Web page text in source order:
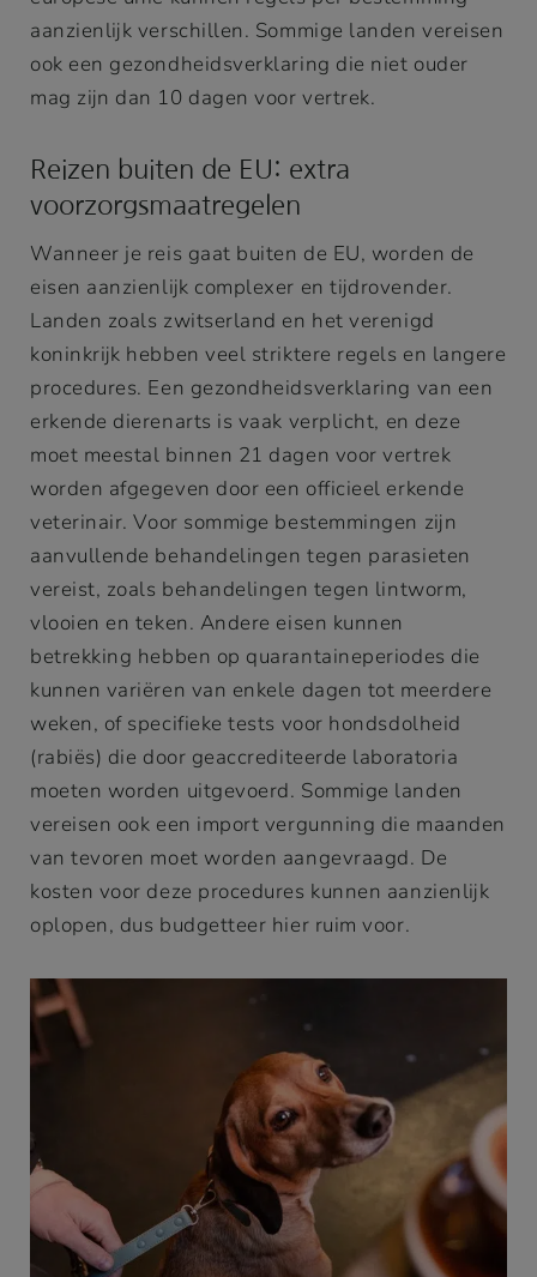
aanzienlijk verschillen. Sommige landen vereisen
ook een gezondheidsverklaring die niet ouder
mag zijn dan 10 dagen voor vertrek.
Reizen buiten de EU: extra
voorzorgsmaatregelen
Wanneer je reis gaat buiten de EU, worden de
eisen aanzienlijk complexer en tijdrovender.
Landen zoals zwitserland en het verenigd
koninkrijk hebben veel striktere regels en langere
procedures. Een gezondheidsverklaring van een
erkende dierenarts is vaak verplicht, en deze
moet meestal binnen 21 dagen voor vertrek
worden afgegeven door een officieel erkende
veterinair. Voor sommige bestemmingen zijn
aanvullende behandelingen tegen parasieten
vereist, zoals behandelingen tegen lintworm,
vlooien en teken. Andere eisen kunnen
betrekking hebben op quarantaineperiodes die
kunnen variëren van enkele dagen tot meerdere
weken, of specifieke tests voor hondsdolheid
(rabiës) die door geaccrediteerde laboratoria
moeten worden uitgevoerd. Sommige landen
vereisen ook een import vergunning die maanden
van tevoren moet worden aangevraagd. De
kosten voor deze procedures kunnen aanzienlijk
oplopen, dus budgetteer hier ruim voor.